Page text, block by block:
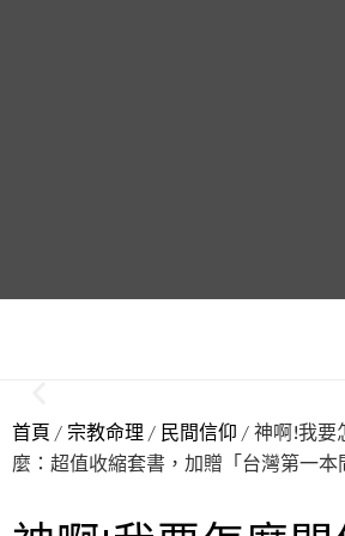
首頁 / 宗教命理 / 民間信仰 / 神啊!我要
麼：超值收縮套書，加贈「台灣第一